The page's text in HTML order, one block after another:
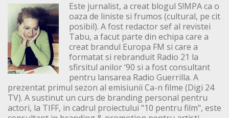
Este jurnalist, a creat blogul S!MPA ca o
oaza de liniste si frumos (cultural, pe cit
posibil). A fost redactor sef al revistei
Tabu, a facut parte din echipa care a
creat brandul Europa FM si care a
formatat si rebranduit Radio 21 la
sfirsitul anilor ‘90 si a fost consultant
pentru lansarea Radio Guerrilla. A
prezentat primul sezon al emisiunii Ca-n filme (Digi 24
TV). A sustinut un curs de branding personal pentru
actori, la TIFF, in cadrul proiectului "10 pentru film", este